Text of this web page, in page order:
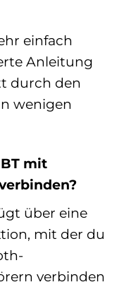
einfach
Anleitung
durch den
wenigen
mit
über eine
mit der du
verbinden